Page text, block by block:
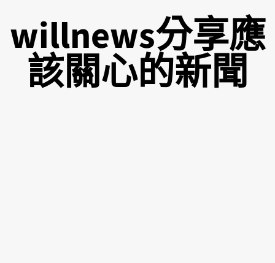
willnews分享應
該關心的新聞